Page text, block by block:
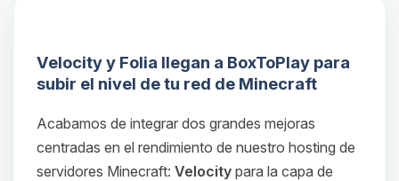
Velocity y Folia llegan a BoxToPlay para
subir el nivel de tu red de Minecraft
Acabamos de integrar dos grandes mejoras
centradas en el rendimiento de nuestro hosting de
servidores Minecraft: Velocity para la capa de